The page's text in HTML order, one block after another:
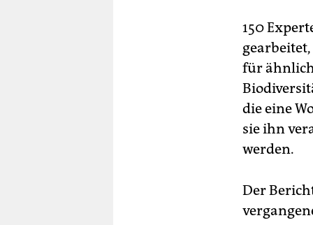
150
für
die eine
sie ihn
werden.
Der